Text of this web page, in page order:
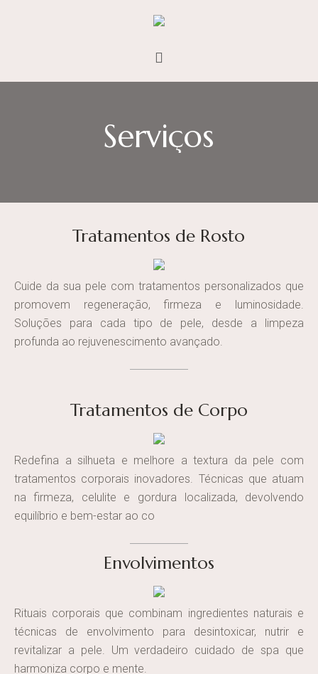
Serviços
Tratamentos de Rosto
Cuide da sua pele com tratamentos personalizados que
promovem regeneração, firmeza e luminosidade.
Soluções para cada tipo de pele, desde a limpeza
profunda ao rejuvenescimento avançado.
Tratamentos de Corpo
Redefina a silhueta e melhore a textura da pele com
tratamentos corporais inovadores. Técnicas que atuam
na firmeza, celulite e gordura localizada, devolvendo
equilíbrio e bem-estar ao co
Envolvimentos
Rituais corporais que combinam ingredientes naturais e
técnicas de envolvimento para desintoxicar, nutrir e
revitalizar a pele. Um verdadeiro cuidado de spa que
harmoniza corpo e mente.